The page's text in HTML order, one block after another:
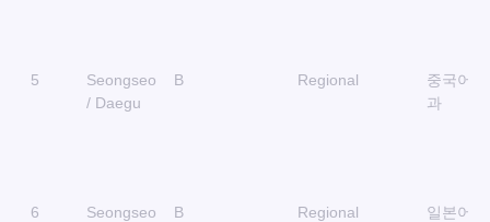
5
Seongseo
/ Daegu
B Regional
중국어
과
6
Seongseo
B Regional
일본어